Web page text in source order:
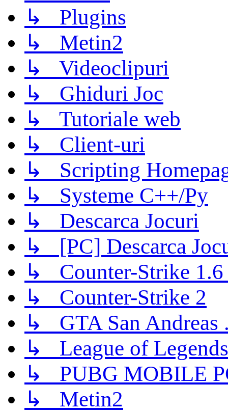
↳ Plugins
↳ Metin2
↳ Videoclipuri
↳ Ghiduri Joc
↳ Tutoriale web
↳ Client-uri
↳ Scripting
↳ Systeme C++/Py
↳ Descarca Jocuri
↳ [PC] Descarca
↳ Counter-Strike 1.6
↳ Counter-Strike 2
↳ GTA San Andreas
↳ League of Legends
↳ PUBG MOBILE
↳ Metin2